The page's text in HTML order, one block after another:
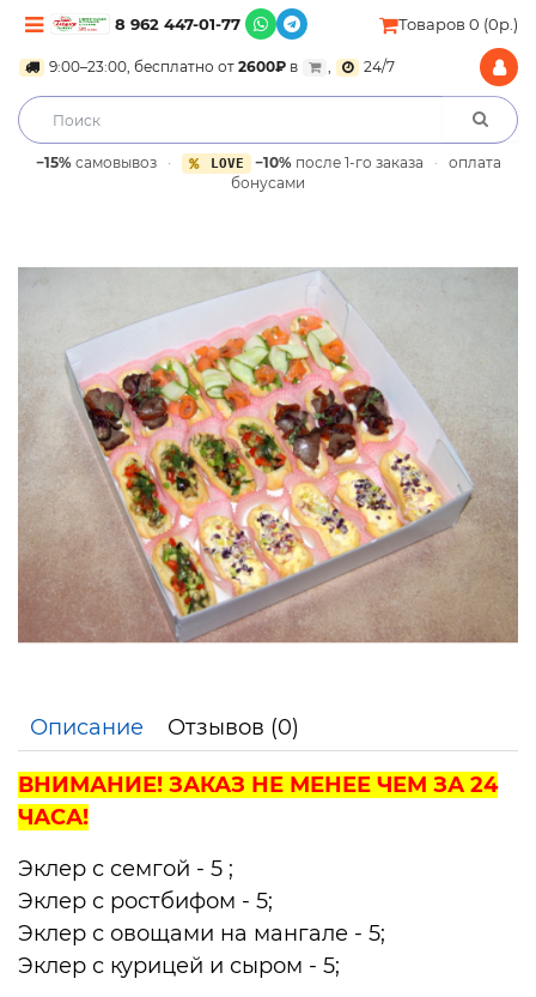
8 962 447-01-77 Товаров 0 (0р.)
9:00–23:00, бесплатно от 2600₽ в , 24/7
−15%самовывоз · LOVE −10%после 1-го заказа ·
оплата
бонусами
Описание Отзывов (0)
ВНИМАНИЕ! ЗАКАЗ НЕ МЕНЕЕ ЧЕМ ЗА 24
ЧАСА!
Эклер с семгой - 5 ;
Эклер с ростбифом - 5;
Эклер с овощами на мангале - 5;
Эклер с курицей и сыром - 5;